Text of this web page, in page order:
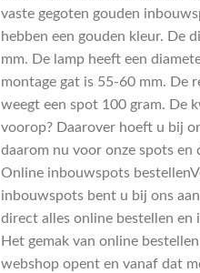
vaste gegoten gouden
hebben een gouden kleur. De
mm. De lamp heeft een
montage gat is 55-60 mm. De
weegt een spot 100 gram. De
voorop? Daarover hoeft u bij
daarom nu voor onze spots en
Online inbouwspots
inbouwspots bent u bij ons
direct alles online bestellen en
Het gemak van online
webshop opent en vanaf dat